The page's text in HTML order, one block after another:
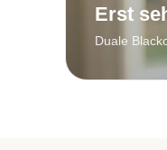
Erst
Duale